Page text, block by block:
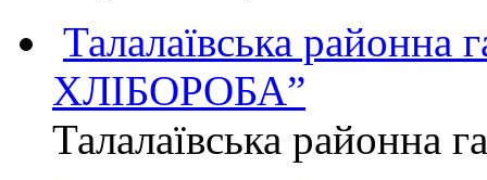
Талалаївська
ХЛІБОРОБА”
Талалаївська